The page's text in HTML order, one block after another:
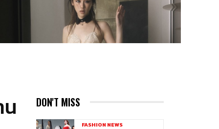
DON'T MISS
FASHION NEWS